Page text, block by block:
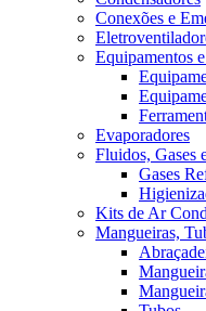
Conexões e
Equipamentos
Evaporadores
Fluidos, Gases
Gases
Kits de Ar
Mangueiras,